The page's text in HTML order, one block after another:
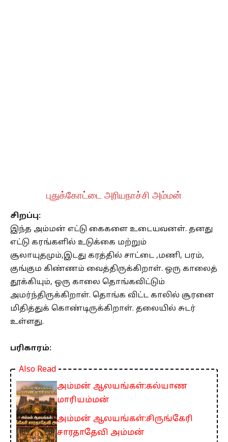
புதுக்கோட்டை அரியநாச்சி அம்மன்
சிறப்பு:
இந்த அம்மன் எட்டு கைகளை உடையவனள். தனது
எட்டு கரங்களில் உடுக்கை மற்றும்
சூலாயுதமும்,இடது கரத்தில் சாட்டை ,மணி, பரம்,
குங்கும கிண்ணம் வைத்திருக்கிறாள். ஒரு காலைத்
தூக்கியும், ஒரு காலை தொங்கவிட்டும்
அமர்ந்திருக்கிறாள். தொங்க விட்ட காலில் சூரனை
மிதித்துக் கொண்டிருக்கிறாள். தலையில் சுடர்
உள்ளது.
பரிகாரம்:
Also Read
அம்மன் ஆலயங்கள்:கல்யாண
மாரியம்மன்
அம்மன் ஆலயங்கள்:சிருங்கேரி
சாரதாதேவி அம்மன்